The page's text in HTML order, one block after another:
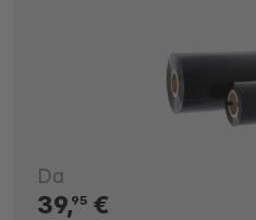
Da
39,95€